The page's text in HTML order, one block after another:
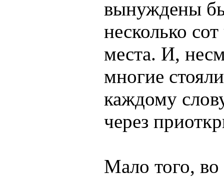
вынуждены
несколько
места. И,
многие
каждому
через
Мало того,